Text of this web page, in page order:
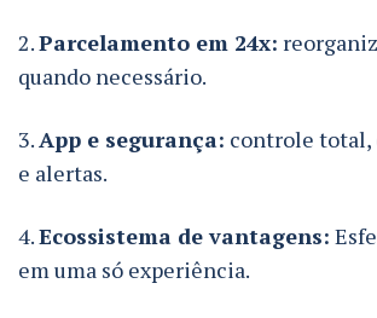
Parcelamento em 24x:
quando necessário.
App e segurança: controle total,
e alertas.
Ecossistema de vantagens:
em uma só experiência.